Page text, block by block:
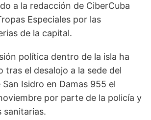
a la redacción de CiberCuba
Especiales por las
de la capital.
política dentro de la isla ha
tras el desalojo a la sede del
Isidro en Damas 955 el
por parte de la policía y
sanitarias.